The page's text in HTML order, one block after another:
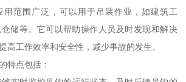
用范围广泛，可以用于吊装作业，如建筑工
储等。它可以帮助操作人员及时发现和解决
高工作效率和安全性，减少事故的发生。
特点包括：